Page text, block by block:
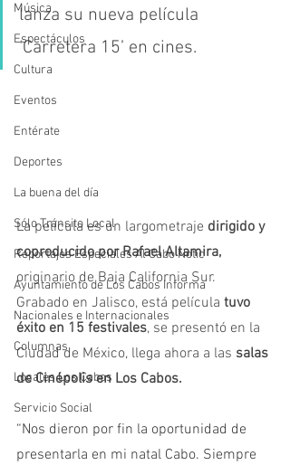
Música
Espectáculos
Cultura
Eventos
Entérate
Deportes
La buena del día
Sólo Tránsito Local
Reportajes Especiales Al Cabo Notic
Ayuntamiento de Los Cabos Informa
Nacionales e Internacionales
Columnas
Locales Los Cabos
Servicio Social
lanza su nueva película
‘Carretera 15’ en cines.
La película es un largometraje dirigido y
coproducido por Rafael Altamira,
originario de Baja California Sur.
Grabado en Jalisco, está película tuvo
éxito en 15 festivales, se presentó en la
Ciudad de México, llega ahora a las salas
de Cinépolis en Los Cabos.
“Nos dieron por fin la oportunidad de
presentarla en mi natal Cabo. Siempre